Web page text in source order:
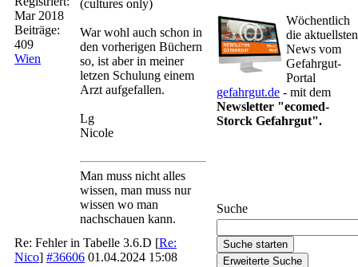
Mar 2018
Beiträge:
409
Wien
(cultures only)
War wohl auch schon in
den vorherigen Büchern
so, ist aber in meiner
letzen Schulung einem
Arzt aufgefallen.
Lg
Nicole
Man muss nicht alles
wissen, man muss nur
wissen wo man
nachschauen kann.
Re: Fehler in Tabelle 3.6.D [Re:
Nico] #36606 01.04.2024 15:08
Wöchentlich
die aktuellsten
News vom
Gefahrgut-
Portal
gefahrgut.de - mit dem
Newsletter "ecomed-
Storck Gefahrgut".
Suche